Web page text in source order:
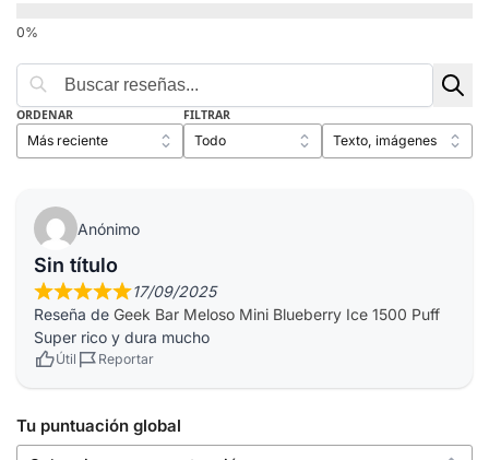
ORDENAR FILTRAR
Anónimo
Sin título
17/09/2025
Reseña de Geek Bar Meloso Mini Blueberry Ice 1500 Puff
Super rico y dura mucho
Útil Reportar
Tu puntuación global